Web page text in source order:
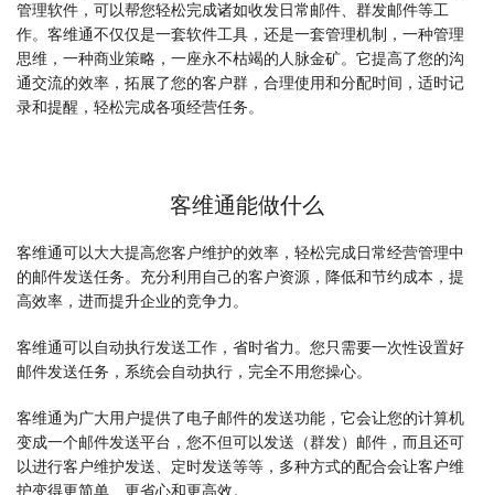
管理软件，可以帮您轻松完成诸如收发日常邮件、群发邮件等工
作。客维通不仅仅是一套软件工具，还是一套管理机制，一种管理
思维，一种商业策略，一座永不枯竭的人脉金矿。它提高了您的沟
通交流的效率，拓展了您的客户群，合理使用和分配时间，适时记
录和提醒，轻松完成各项经营任务。
客维通能做什么
客维通可以大大提高您客户维护的效率，轻松完成日常经营管理中
的邮件发送任务。充分利用自己的客户资源，降低和节约成本，提
高效率，进而提升企业的竞争力。
客维通可以自动执行发送工作，省时省力。您只需要一次性设置好
邮件发送任务，系统会自动执行，完全不用您操心。
客维通为广大用户提供了电子邮件的发送功能，它会让您的计算机
变成一个邮件发送平台，您不但可以发送（群发）邮件，而且还可
以进行客户维护发送、定时发送等等，多种方式的配合会让客户维
护变得更简单、更省心和更高效。